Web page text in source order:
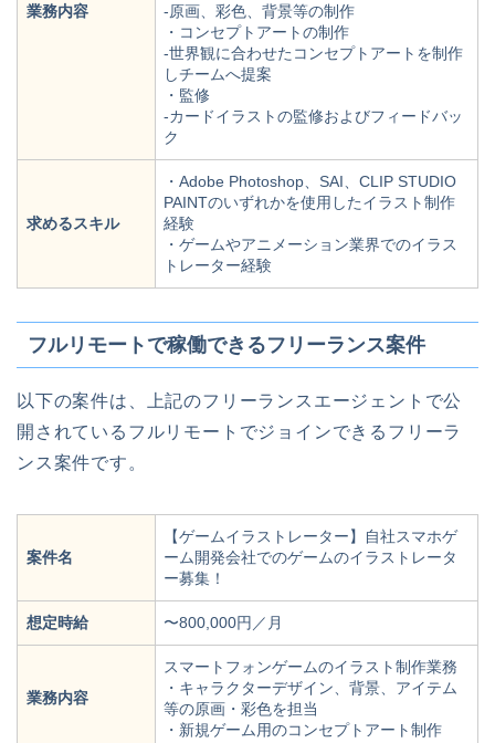
業務内容
-原画、彩色、背景等の制作
・コンセプトアートの制作
-世界観に合わせたコンセプトアートを制作
しチームへ提案
・監修
-カードイラストの監修およびフィードバッ
ク
求めるスキル
・Adobe Photoshop、SAI、CLIP STUDIO
PAINTのいずれかを使用したイラスト制作
経験
・ゲームやアニメーション業界でのイラス
トレーター経験
フルリモートで稼働できるフリーランス案件
以下の案件は、上記のフリーランスエージェントで公
開されているフルリモートでジョインできるフリーラ
ンス案件です。
案件名
【ゲームイラストレーター】自社スマホゲ
ーム開発会社でのゲームのイラストレータ
ー募集！
想定時給 〜800,000円／月
業務内容
スマートフォンゲームのイラスト制作業務
・キャラクターデザイン、背景、アイテム
等の原画・彩色を担当
・新規ゲーム用のコンセプトアート制作